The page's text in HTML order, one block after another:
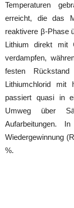
Temperaturen
erreicht, die das
reaktivere β-Phase
Lithium direkt mit
verdampfen,
festen
Lithiumchlorid mit
passiert quasi in
Umweg über
Aufarbeitungen.
Wiedergewinnung
%.